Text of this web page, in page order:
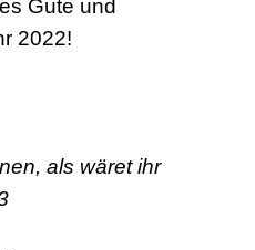
Gute und
2022!
als wäret ihr